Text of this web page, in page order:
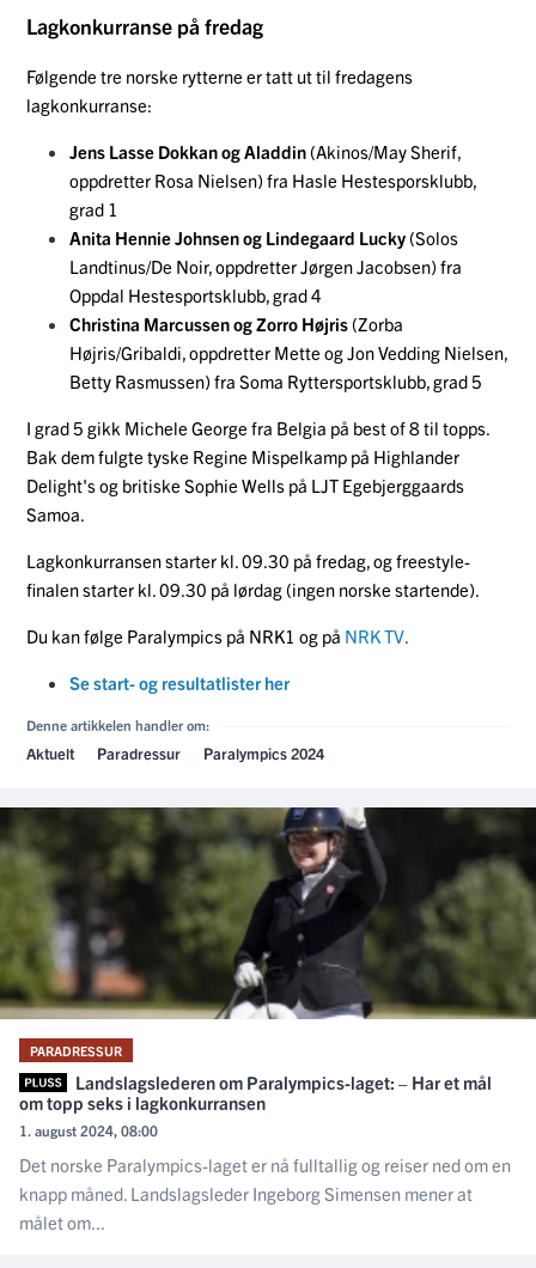
Lagkonkurranse på fredag
Følgende tre norske rytterne er tatt ut til fredagens
lagkonkurranse:
Jens Lasse Dokkan og Aladdin (Akinos/May Sherif,
oppdretter Rosa Nielsen) fra Hasle Hestesporsklubb,
grad 1
Anita Hennie Johnsen og Lindegaard Lucky (Solos
Landtinus/De Noir, oppdretter Jørgen Jacobsen) fra
Oppdal Hestesportsklubb, grad 4
Christina Marcussen og Zorro Højris (Zorba
Højris/Gribaldi, oppdretter Mette og Jon Vedding Nielsen,
Betty Rasmussen) fra Soma Ryttersportsklubb, grad 5
I grad 5 gikk Michele George fra Belgia på best of 8 til topps.
Bak dem fulgte tyske Regine Mispelkamp på Highlander
Delight's og britiske Sophie Wells på LJT Egebjerggaards
Samoa.
Lagkonkurransen starter kl. 09.30 på fredag, og freestyle-
finalen starter kl. 09.30 på lørdag (ingen norske startende).
Du kan følge Paralympics på NRK1 og på NRK TV.
Se start- og resultatlister her
Denne artikkelen handler om:
Aktuelt Paradressur Paralympics 2024
PARADRESSUR
Landslagslederen om Paralympics-laget: – Har et mål
om topp seks i lagkonkurransen
1. august 2024, 08:00
Det norske Paralympics-laget er nå fulltallig og reiser ned om en
knapp måned. Landslagsleder Ingeborg Simensen mener at
målet om...